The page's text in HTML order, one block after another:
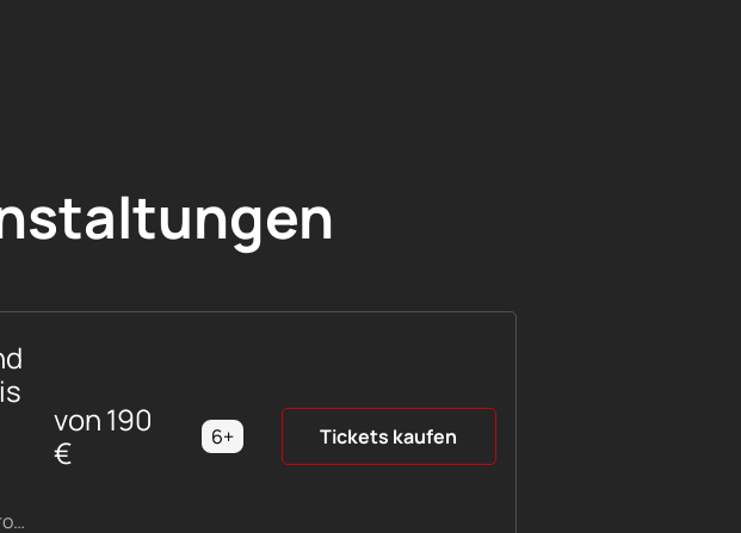
Sankt Petersburg, Der Große Saal der Schostakowitsch-Philharmonie
von190
€
6+ Tickets kaufen